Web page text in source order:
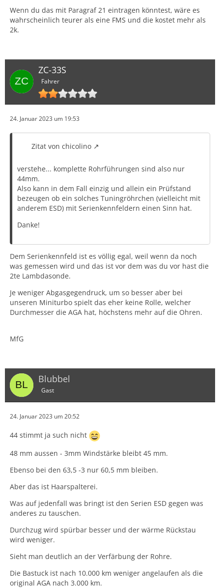
Wenn du das mit Paragraf 21 eintragen könntest, wäre es
wahrscheinlich teurer als eine FMS und die kostet mehr als
2k.
ZC-33S
Fahrer
24. Januar 2023 um 19:53
Zitat von chicolino
verstehe... komplette Rohrführungen sind also nur
44mm.
Also kann in dem Fall einzig und allein ein Prüfstand
bezeugen ob ein solches Tuningröhrchen (vielleicht mit
anderem ESD) mit Serienkennfeldern einen Sinn hat.
Danke!
Dem Serienkennfeld ist es völlig egal, weil wenn da noch
was gemessen wird und das ist vor dem was du vor hast die
2te Lambdasonde.
Je weniger Abgasgegendruck, um so besser aber bei
unseren Miniturbo spielt das eher keine Rolle, welcher
Durchmesser die AGA hat, höchstens mehr auf die Ohren.
MfG
Blubbel
Gast
24. Januar 2023 um 20:52
44 stimmt ja such nicht
48 mm aussen - 3mm Windstärke bleibt 45 mm.
Ebenso bei den 63,5 -3 nur 60,5 mm bleiben.
Aber das ist Haarspalterei.
Was auf jedenfall was bringt ist den Serien ESD gegen was
anderes zu tauschen.
Durchzug wird spürbar besser und der wärme Rückstau
wird weniger.
Sieht man deutlich an der Verfärbung der Rohre.
Die Bastuck ist nach 10.000 km weniger angelaufen als die
original AGA nach 3.000 km.